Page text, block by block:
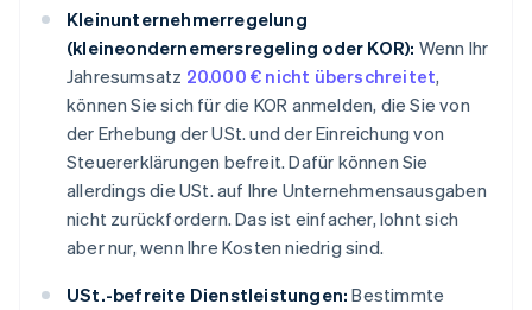
Kleinunternehmerregelung
(kleineondernemersregeling oder KOR): Wenn Ihr
Jahresumsatz 20.000 € nicht überschreitet,
können Sie sich für die KOR anmelden, die Sie von
der Erhebung der USt. und der Einreichung von
Steuererklärungen befreit. Dafür können Sie
allerdings die USt. auf Ihre Unternehmensausgaben
nicht zurückfordern. Das ist einfacher, lohnt sich
aber nur, wenn Ihre Kosten niedrig sind.
USt.-befreite Dienstleistungen: Bestimmte